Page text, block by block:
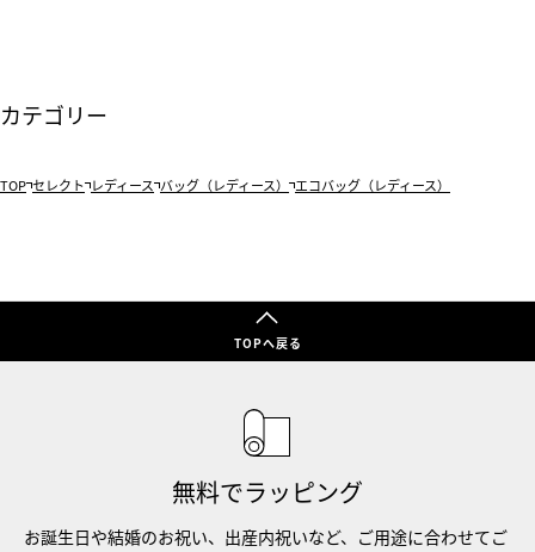
カテゴリー
TOP セレクト レディース バッグ（レディース） エコバッグ（レディース）
TOPへ戻る
無料でラッピング
お誕生日や結婚のお祝い、出産内祝いなど、ご用途に合わせてご